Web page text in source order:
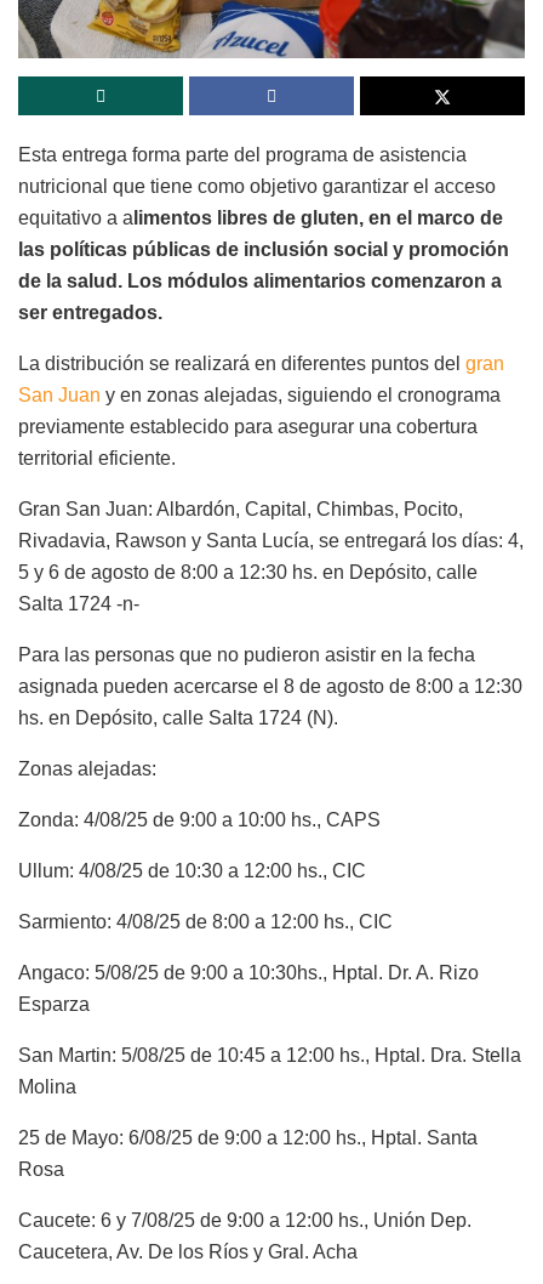
Esta entrega forma parte del programa de asistencia
nutricional que tiene como objetivo garantizar el acceso
equitativo a a limentos libres de gluten, en el marco de
las políticas públicas de inclusión social y promoción
de la salud. Los módulos alimentarios comenzaron a
ser entregados.
La distribución se realizará en diferentes puntos del gran
San Juan y en zonas alejadas, siguiendo el cronograma
previamente establecido para asegurar una cobertura
territorial eficiente.
Gran San Juan: Albardón, Capital, Chimbas, Pocito,
Rivadavia, Rawson y Santa Lucía, se entregará los días: 4,
5 y 6 de agosto de 8:00 a 12:30 hs. en Depósito, calle
Salta 1724 -n-
Para las personas que no pudieron asistir en la fecha
asignada pueden acercarse el 8 de agosto de 8:00 a 12:30
hs. en Depósito, calle Salta 1724 (N).
Zonas alejadas:
Zonda: 4/08/25 de 9:00 a 10:00 hs., CAPS
Ullum: 4/08/25 de 10:30 a 12:00 hs., CIC
Sarmiento: 4/08/25 de 8:00 a 12:00 hs., CIC
Angaco: 5/08/25 de 9:00 a 10:30hs., Hptal. Dr. A. Rizo
Esparza
San Martin: 5/08/25 de 10:45 a 12:00 hs., Hptal. Dra. Stella
Molina
25 de Mayo: 6/08/25 de 9:00 a 12:00 hs., Hptal. Santa
Rosa
Caucete: 6 y 7/08/25 de 9:00 a 12:00 hs., Unión Dep.
Caucetera, Av. De los Ríos y Gral. Acha